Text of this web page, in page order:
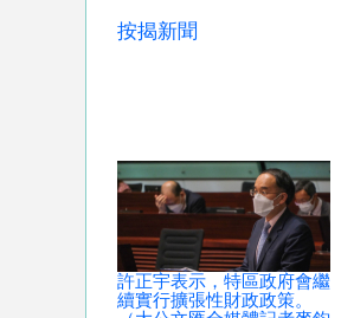
按揭新聞
許正宇表示，特區政府會繼
續實行擴張性財政政策。